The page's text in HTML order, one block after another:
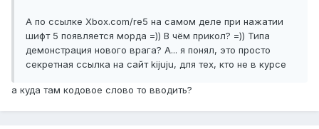
А по ссылке Xbox.com/re5 на самом деле при нажатии
шифт 5 появляется морда =)) В чём прикол? =)) Типа
демонстрация нового врага? А... я понял, это просто
секретная ссылка на сайт kijuju, для тех, кто не в курсе
а куда там кодовое слово то вводить?